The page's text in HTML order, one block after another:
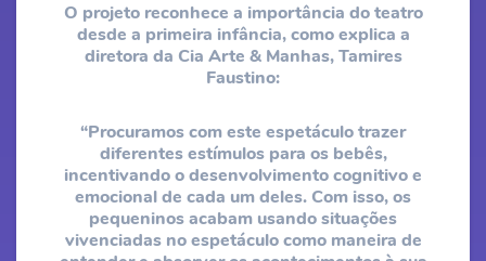
O projeto reconhece a importância do teatro
desde a primeira infância, como explica a
diretora da Cia Arte & Manhas, Tamires
Faustino:
“Procuramos com este espetáculo trazer
diferentes estímulos para os bebês,
incentivando o desenvolvimento cognitivo e
emocional de cada um deles. ​Com isso, os
pequeninos acabam usando situações
vivenciadas no espetáculo como maneira de